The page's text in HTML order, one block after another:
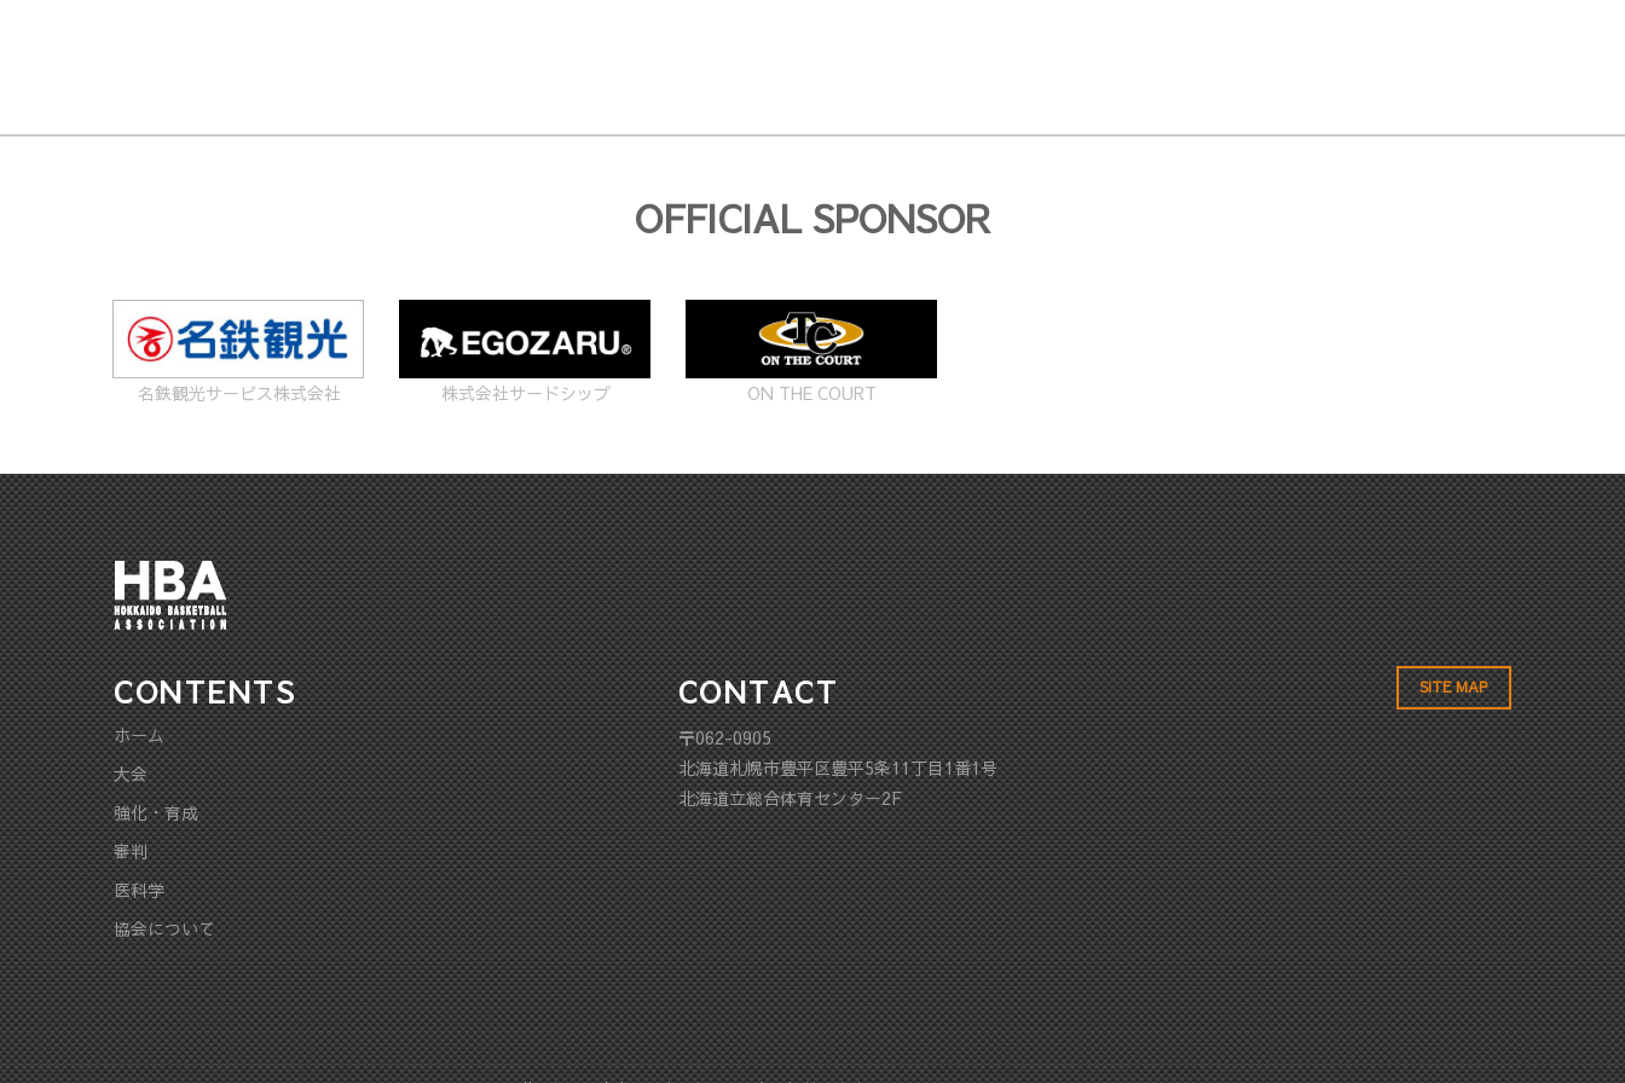
OFFICIAL SPONSOR
名鉄観光サービス株式会社 株式会社サードシップ ON THE COURT
CONTENTS
ホーム
大会
強化・育成
審判
医科学
協会について
CONTACT
〒062-0905
北海道札幌市豊平区豊平5条11丁目1番1号
北海道立総合体育センター2F
SITE MAP